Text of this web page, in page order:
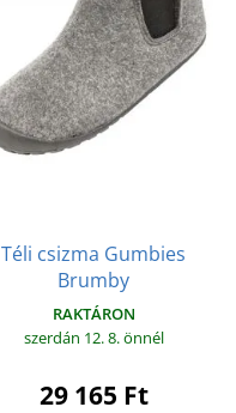
Téli csizma Gumbies
Brumby
RAKTÁRON
szerdán 12. 8.önnél
29 165 Ft